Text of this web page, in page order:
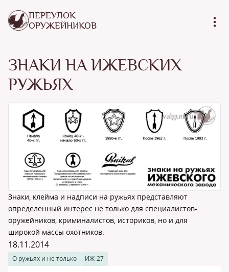
ПЕРЕУЛОК
ОРУЖЕЙНИКОВ
ЗНАКИ НА ИЖЕВСКИХ
РУЖЬЯХ
Знаки, клейма и надписи на ружьях представляют
определенный интерес не только для специалистов-
оружейников, криминалистов, историков, но и для
широкой массы охотников.
18.11.2014
О ружьях и не только ИЖ-27